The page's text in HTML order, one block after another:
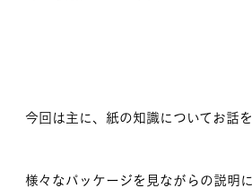
今回は主に、紙の知識についてお話
様々なパッケージを見ながらの説明